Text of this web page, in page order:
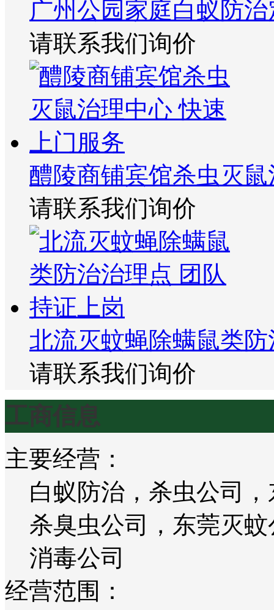
广州公园家庭白蚁防
请联系我们询价
醴陵商铺宾馆杀虫灭
请联系我们询价
北流灭蚊蝇除螨鼠类
请联系我们询价
工商信息
主要经营：
白蚁防治，杀虫公司
杀臭虫公司，东莞灭
消毒公司
经营范围：